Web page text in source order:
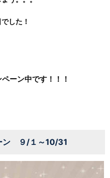
した！
ーン中です！！！
ン ９/１～10/31